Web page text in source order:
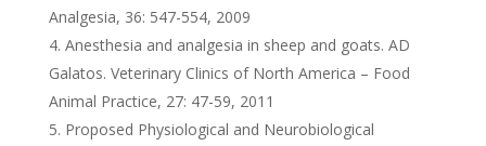
Analgesia, 36: 547-554, 2009
Anesthesia and analgesia in sheep and goats. AD
Galatos. Veterinary Clinics of North America – Food
Animal Practice, 27: 47-59, 2011
Proposed Physiological and Neurobiological